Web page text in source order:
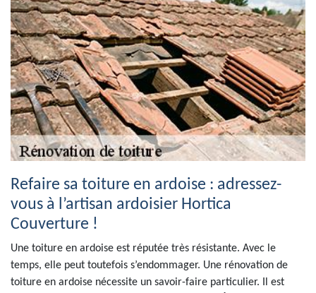
Refaire sa toiture en ardoise : adressez-
vous à l’artisan ardoisier Hortica
Couverture !
Une toiture en ardoise est réputée très résistante. Avec le
temps, elle peut toutefois s’endommager. Une rénovation de
toiture en ardoise nécessite un savoir-faire particulier. Il est